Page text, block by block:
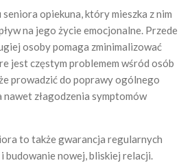
opiekuna, który mieszka z nim
na jego życie emocjonalne. Przede
osoby pomaga zminimalizować
jest częstym problemem wśród osób
prowadzić do poprawy ogólnego
nawet złagodzenia symptomów
to także gwarancja regularnych
budowanie nowej, bliskiej relacji.